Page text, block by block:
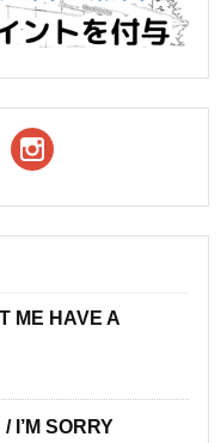
Facebook
ME HAVE A
I’M SORRY